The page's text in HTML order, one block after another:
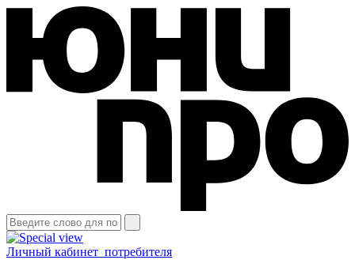
Личный кабинет потребителя